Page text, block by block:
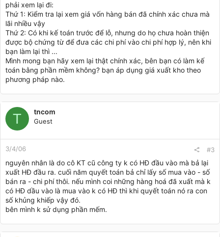
phải xem lại đi:
Thứ 1: Kiểm tra lại xem giá vốn hàng bán đã chính xác chưa mà
lãi nhiều vậy
Thứ 2: Có khi kế toán trước để lỗ, nhưng do họ chưa hoàn thiện
được bộ chứng từ để đưa các chi phí vào chi phí hợp lý, nên khi
bạn làm lại thì ...
Mình mong bạn hãy xem lại thật chính xác, bên bạn có làm kế
toán bằng phần mềm không? bạn áp dụng giá xuất kho theo
phương pháp nào.
T tncom
Guest
3/4/06 #3
nguyên nhân là do cô KT cũ công ty k có HĐ đầu vào mà bả lại
xuất HĐ đầu ra. cuối năm quyết toán bả chỉ lấy số mua vào - số
bán ra - chi phí thôi. nếu mình coi những hàng hoá đã xuất mà k
có HĐ dầu vào là mua vào k có HĐ thì khi quyết toán nó ra con
số khủng khiếp vậy đó.
bên mình k sử dụng phần mếm.